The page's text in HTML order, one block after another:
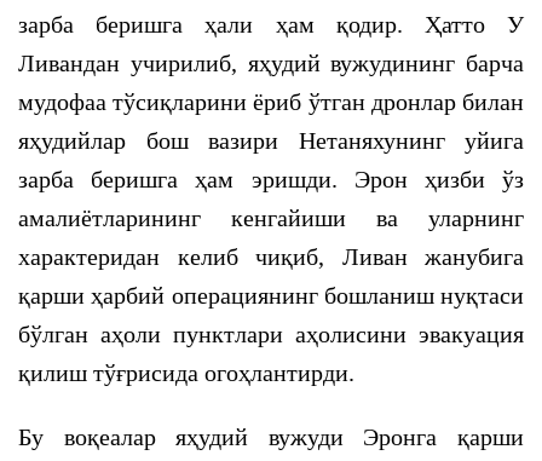
зарба беришга ҳали ҳам қодир. Ҳатто У
Ливандан учирилиб, яҳудий вужудининг барча
мудофаа тўсиқларини ёриб ўтган дронлар билан
яҳудийлар бош вазири Нетаняхунинг уйига
зарба беришга ҳам эришди. Эрон ҳизби ўз
амалиётларининг кенгайиши ва уларнинг
характеридан келиб чиқиб, Ливан жанубига
қарши ҳарбий операциянинг бошланиш нуқтаси
бўлган аҳоли пунктлари аҳолисини эвакуация
қилиш тўғрисида огоҳлантирди.
Бу воқеалар яҳудий вужуди Эронга қарши